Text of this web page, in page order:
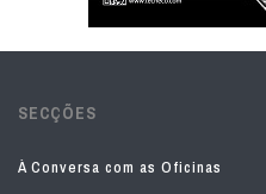
SECÇÕES
À Conversa com as Oficinas